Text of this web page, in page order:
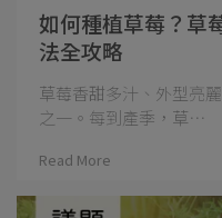
如何種植草莓？草
法全攻略
草莓香甜多汁、外型亮
之一。每到產季，草⋯
Read More